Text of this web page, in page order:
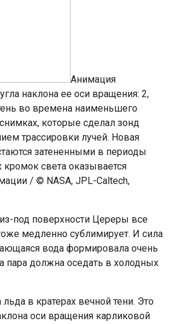
Анимация
наклона ее оси вращения: 2,
во времена наименьшего
которые сделал зонд
трассировки лучей. Новая
затененными в периоды
света оказывается
/ © NASA, JPL-Caltech,
под поверхности Цереры все
медленно сублимирует. И сила
вода формировала очень
должна оседать в холодных
в кратерах вечной тени. Это
оси вращения карликовой